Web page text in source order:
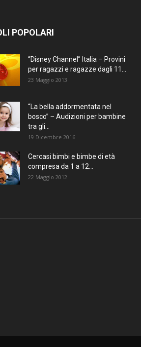
POPOLARI
“Disney Channel” Italia – Provini
per ragazzi e ragazze dagli 11...
23 Maggio 2013
“La bella addormentata nel
bosco” – Audizioni per bambine
tra gli...
19 Dicembre 2016
Cercasi bimbi e bimbe di età
compresa da 1 a 12...
22 Maggio 2012